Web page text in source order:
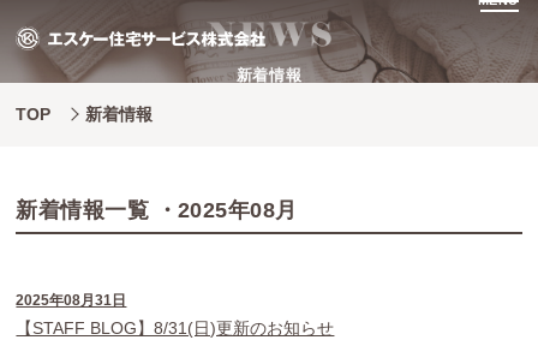
新着情報
TOP 新着情報
新着情報一覧 ・2025年08月
2025年08月31日
【STAFF BLOG】8/31(日)更新のお知らせ